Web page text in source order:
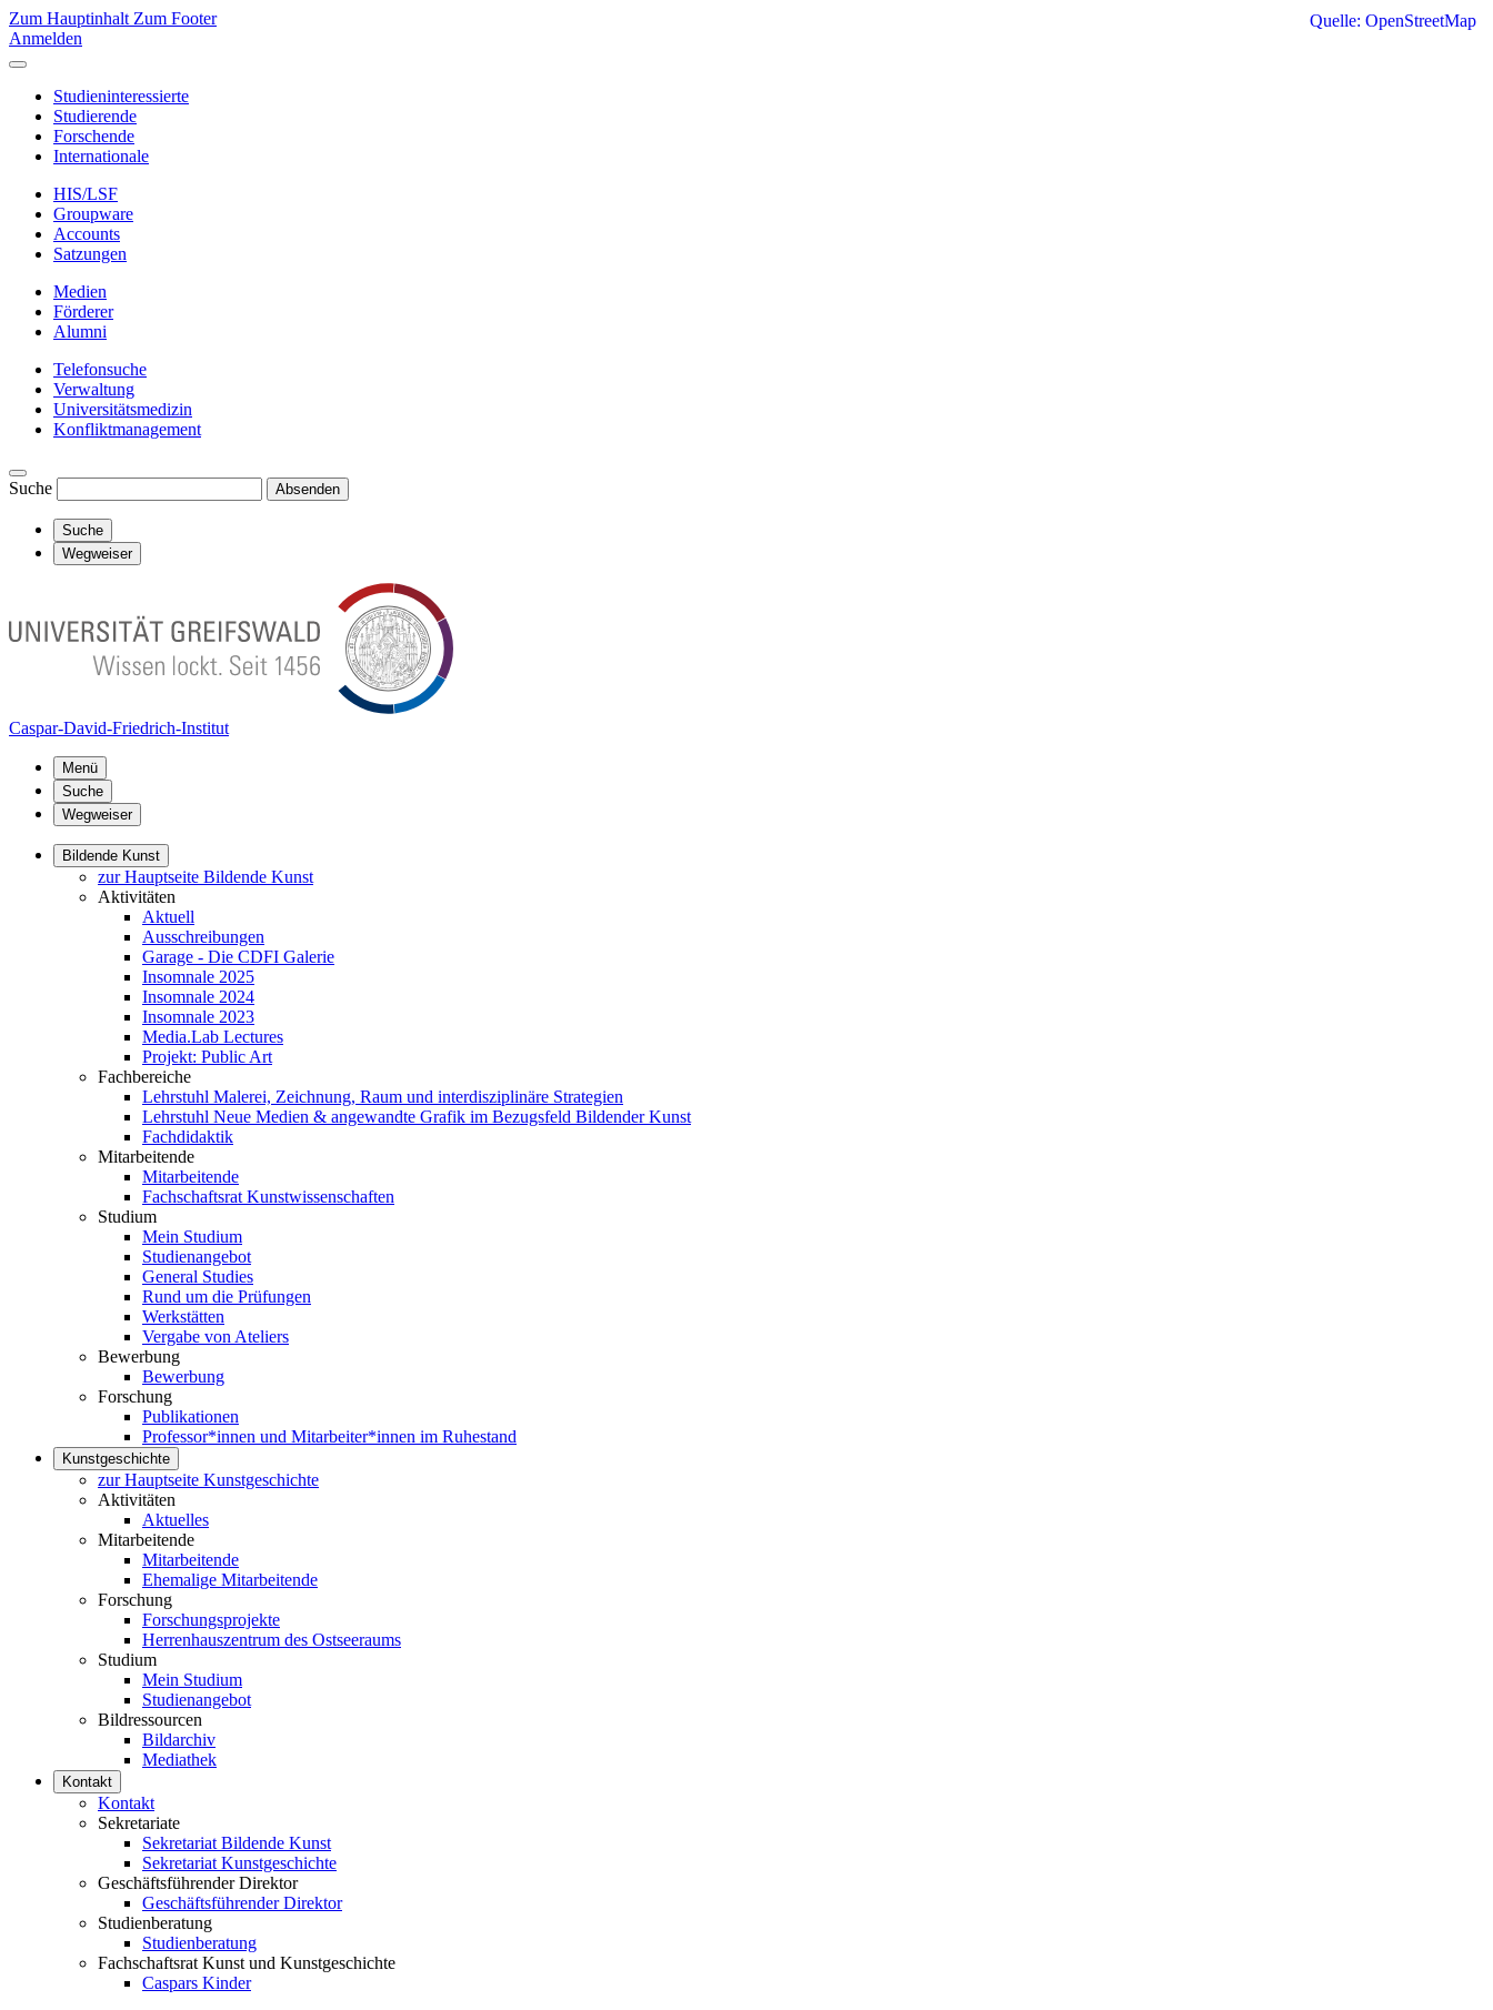
Zum Hauptinhalt Zum Footer
Anmelden
Studieninteressierte
Studierende
Forschende
Internationale
HIS/LSF
Groupware
Accounts
Satzungen
Medien
Förderer
Alumni
Telefonsuche
Verwaltung
Universitätsmedizin
Konfliktmanagement
Suche Absenden
Suche
Wegweiser
Caspar-David-Friedrich-Institut
Menü
Suche
Wegweiser
Bildende Kunst
zur Hauptseite Bildende Kunst
Aktivitäten
Aktuell
Ausschreibungen
Garage - Die CDFI Galerie
Insomnale 2025
Insomnale 2024
Insomnale 2023
Media.Lab Lectures
Projekt: Public Art
Fachbereiche
Lehrstuhl Malerei, Zeichnung, Raum und interdisziplinäre Strategien
Lehrstuhl Neue Medien & angewandte Grafik im Bezugsfeld Bildender Kunst
Fachdidaktik
Mitarbeitende
Mitarbeitende
Fachschaftsrat Kunstwissenschaften
Studium
Mein Studium
Studienangebot
General Studies
Rund um die Prüfungen
Werkstätten
Vergabe von Ateliers
Bewerbung
Bewerbung
Forschung
Publikationen
Professor*innen und Mitarbeiter*innen im Ruhestand
Kunstgeschichte
zur Hauptseite Kunstgeschichte
Aktivitäten
Aktuelles
Mitarbeitende
Mitarbeitende
Ehemalige Mitarbeitende
Forschung
Forschungsprojekte
Herrenhauszentrum des Ostseeraums
Studium
Mein Studium
Studienangebot
Bildressourcen
Bildarchiv
Mediathek
Kontakt
Kontakt
Sekretariate
Sekretariat Bildende Kunst
Sekretariat Kunstgeschichte
Geschäftsführender Direktor
Geschäftsführender Direktor
Studienberatung
Studienberatung
Fachschaftsrat Kunst und Kunstgeschichte
Caspars Kinder
Quelle: OpenStreetMap